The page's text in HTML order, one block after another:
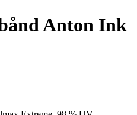
Anton Ink